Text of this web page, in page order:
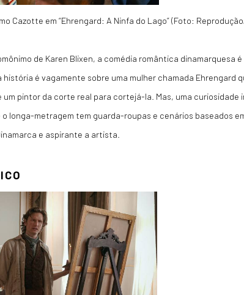
Cazotte em “Ehrengard: A Ninfa do Lago” (Foto:
de Karen Blixen, a comédia romântica dinamarquesa
é vagamente sobre uma mulher chamada Ehrengard
pintor da corte real para cortejá-la. Mas, uma
longa-metragem tem guarda-roupas e cenários baseados
e aspirante a artista.